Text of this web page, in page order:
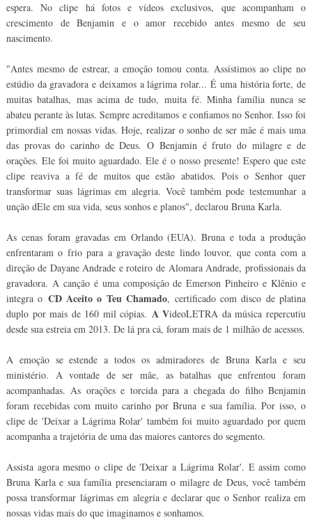
espera. No clipe há fotos e vídeos exclusivos, que acompanham o
crescimento de Benjamin e o amor recebido antes mesmo de seu
nascimento.
"Antes mesmo de estrear, a emoção tomou conta. Assistimos ao clipe no
estúdio da gravadora e deixamos a lágrima rolar... É uma história forte, de
muitas batalhas, mas acima de tudo, muita fé. Minha família nunca se
abateu perante às lutas. Sempre acreditamos e confiamos no Senhor. Isso foi
primordial em nossas vidas. Hoje, realizar o sonho de ser mãe é mais uma
das provas do carinho de Deus. O Benjamin é fruto do milagre e de
orações. Ele foi muito aguardado. Ele é o nosso presente! Espero que este
clipe reaviva a fé de muitos que estão abatidos. Pois o Senhor quer
transformar suas lágrimas em alegria. Você também pode testemunhar a
unção dEle em sua vida, seus sonhos e planos", declarou Bruna Karla.
As cenas foram gravadas em Orlando (EUA). Bruna e toda a produção
enfrentaram o frio para a gravação deste lindo louvor, que conta com a
direção de Dayane Andrade e roteiro de Alomara Andrade, profissionais da
gravadora. A canção é uma composição de Emerson Pinheiro e Klênio e
integra o CD Aceito o Teu Chamado, certificado com disco de platina
duplo por mais de 160 mil cópias. A VideoLETRA da música repercutiu
desde sua estreia em 2013. De lá pra cá, foram mais de 1 milhão de acessos.
A emoção se estende a todos os admiradores de Bruna Karla e seu
ministério. A vontade de ser mãe, as batalhas que enfrentou foram
acompanhadas. As orações e torcida para a chegada do filho Benjamin
foram recebidas com muito carinho por Bruna e sua família. Por isso, o
clipe de 'Deixar a Lágrima Rolar' também foi muito aguardado por quem
acompanha a trajetória de uma das maiores cantores do segmento.
Assista agora mesmo o clipe de 'Deixar a Lágrima Rolar'. E assim como
Bruna Karla e sua família presenciaram o milagre de Deus, você também
possa transformar lágrimas em alegria e declarar que o Senhor realiza em
nossas vidas mais do que imaginamos e sonhamos.